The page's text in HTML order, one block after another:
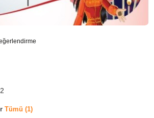
Tümü (1)